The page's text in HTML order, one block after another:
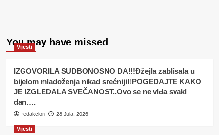
You may have missed
Vijesti
IZGOVORILA SUDBONOSNO DA!!!Đžejla zablisala u
bijelom mladoženja nikad srećniji!!POGEDAJTE KAKO
JE IZGLEDALA SVEČANOST..Ovo se ne viđa svaki
dan….
redakcion 28 Jula, 2026
Vijesti